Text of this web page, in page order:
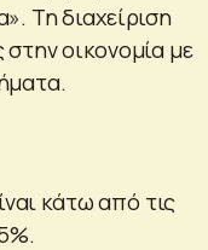
Τη διαχείριση
στην οικονομία με
κάτω από τις